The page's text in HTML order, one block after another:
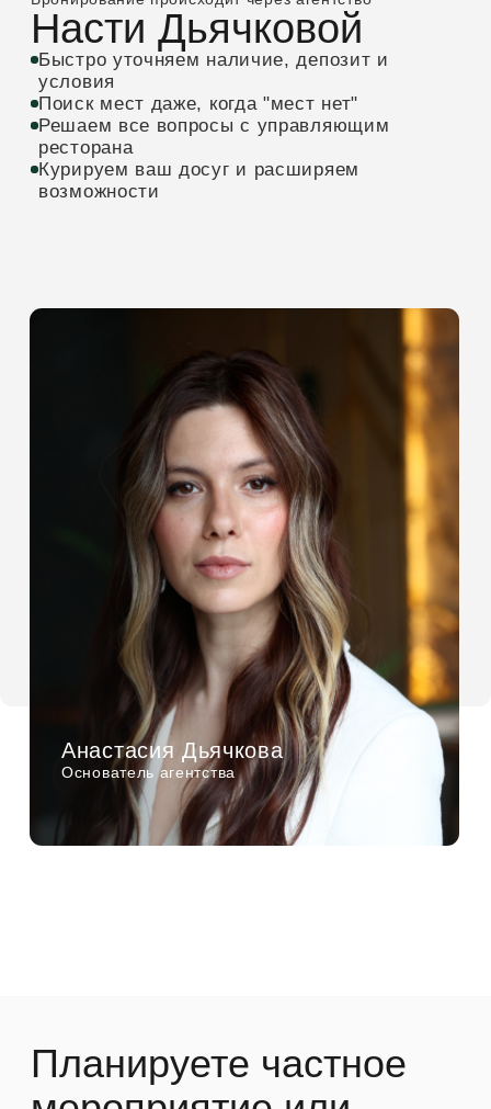
НАВИГАЦИЯ
Главная
О нас
Медиа
Контакты
РЕШЕНИЯ
Для частных клиентов
Для ассистентов
Для жилых комплексов
© 2026 nastya.site
Информация на сайте носит информационный
характер и не является публичной офертой, за
исключением условий, прямо указанных на
странице «Публичная оферта». Обработка
персональных данных осуществляется в
Политикой обработки
персональных данных.
признана экстремистской и запрещена на
территории РФ)